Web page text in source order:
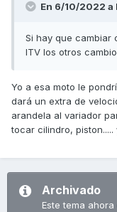
En 6/10/2022 a
Si hay que cambiar
ITV los otros
Yo a esa moto le
dará un extra de
arandela al variador
tocar cilindro,
Archivado
Este tema